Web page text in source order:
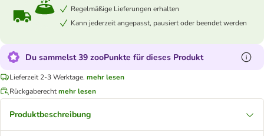
Regelmäßige Lieferungen erhalten
Kann jederzeit angepasst, pausiert oder beendet werden
Du sammelst 39 zooPunkte für dieses Produkt
Lieferzeit 2-3 Werktage. mehr lesen
Rückgaberechtmehr lesen
Produktbeschreibung